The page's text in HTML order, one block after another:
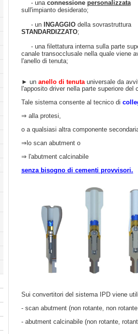
- una connessione personalizzata
sull'impianto desiderato;
- un
INGAGGIO della sovrastruttura
STANDARDIZZATO;
- una filettatura interna sulla parte
canale transocclusale nella quale viene
l'anello di tenuta;
► un anello di tenuta universale da
l'apposito driver nella parte superiore del
Tale sistema consente al tecnico di
⇒ alla protesi,
o a qualsiasi altra componente
⇒lo scan abutment o
⇒ l'abutment calcinabile
senza bisogno di cementi provvisori.
Sui convertitori del sistema IPD viene
- scan abutment (non rotante, non
- abutment calcinabile (non rotante,